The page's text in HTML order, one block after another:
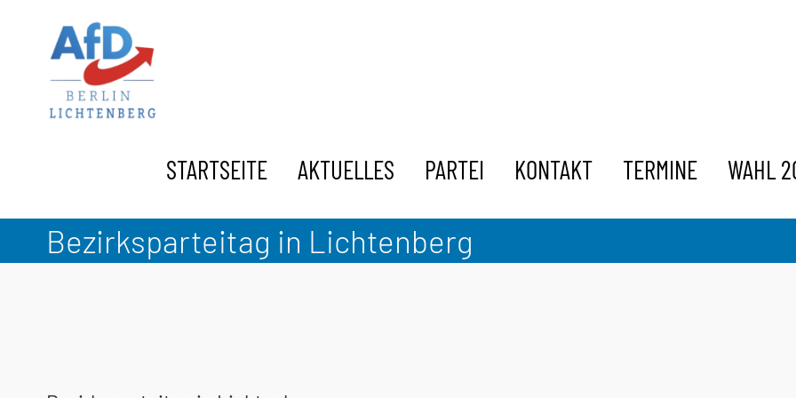
springen
STARTSEITE AKTUELLES PARTEI KONTAKT TERMINE WAHL
Bezirksparteitag in Lichtenberg